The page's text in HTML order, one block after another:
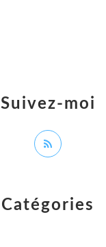
Catégories
Suivez-moi